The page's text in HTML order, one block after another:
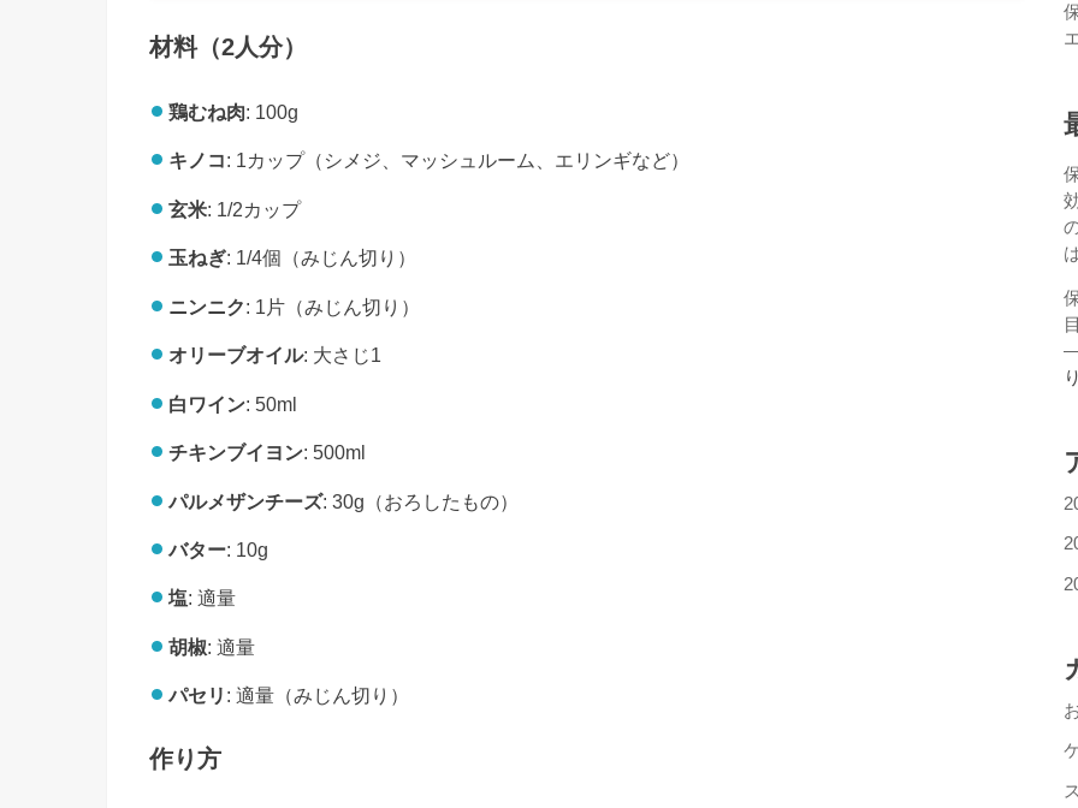
材料（2人分）
鶏むね肉: 100g
キノコ: 1カップ（シメジ、マッシュルーム、エリンギなど）
玄米: 1/2カップ
玉ねぎ: 1/4個（みじん切り）
ニンニク: 1片（みじん切り）
オリーブオイル: 大さじ1
白ワイン: 50ml
チキンブイヨン: 500ml
パルメザンチーズ: 30g（おろしたもの）
バター: 10g
塩: 適量
胡椒: 適量
パセリ : 適量（みじん切り）
作り方
—